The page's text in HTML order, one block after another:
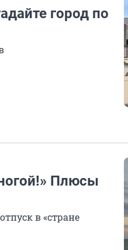
город по
Плюсы
в «стране